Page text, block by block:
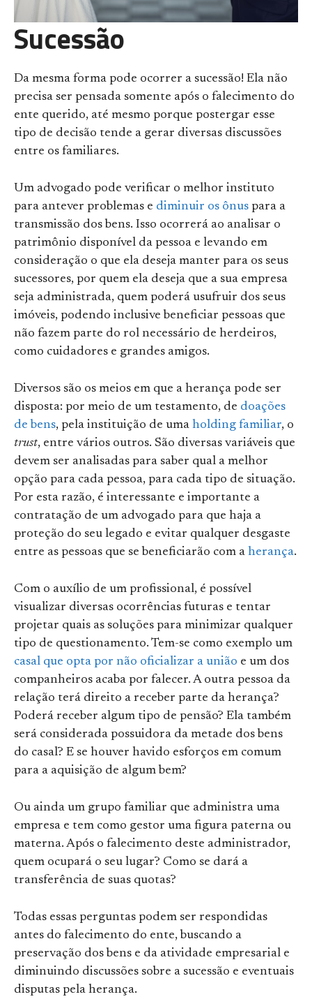
Sucessão
Da mesma forma pode ocorrer a sucessão! Ela não
precisa ser pensada somente após o falecimento do
ente querido, até mesmo porque postergar esse
tipo de decisão tende a gerar diversas discussões
entre os familiares.
Um advogado pode verificar o melhor instituto
para antever problemas e diminuir os ônus para a
transmissão dos bens. Isso ocorrerá ao analisar o
patrimônio disponível da pessoa e levando em
consideração o que ela deseja manter para os seus
sucessores, por quem ela deseja que a sua empresa
seja administrada, quem poderá usufruir dos seus
imóveis, podendo inclusive beneficiar pessoas que
não fazem parte do rol necessário de herdeiros,
como cuidadores e grandes amigos.
Diversos são os meios em que a herança pode ser
disposta: por meio de um testamento, de doações
de bens, pela instituição de uma holding familiar, o
trust, entre vários outros. São diversas variáveis que
devem ser analisadas para saber qual a melhor
opção para cada pessoa, para cada tipo de situação.
Por esta razão, é interessante e importante a
contratação de um advogado para que haja a
proteção do seu legado e evitar qualquer desgaste
entre as pessoas que se beneficiarão com a herança.
Com o auxílio de um profissional, é possível
visualizar diversas ocorrências futuras e tentar
projetar quais as soluções para minimizar qualquer
tipo de questionamento. Tem-se como exemplo um
casal que opta por não oficializar a união e um dos
companheiros acaba por falecer. A outra pessoa da
relação terá direito a receber parte da herança?
Poderá receber algum tipo de pensão? Ela também
será considerada possuidora da metade dos bens
do casal? E se houver havido esforços em comum
para a aquisição de algum bem?
Ou ainda um grupo familiar que administra uma
empresa e tem como gestor uma figura paterna ou
materna. Após o falecimento deste administrador,
quem ocupará o seu lugar? Como se dará a
transferência de suas quotas?
Todas essas perguntas podem ser respondidas
antes do falecimento do ente, buscando a
preservação dos bens e da atividade empresarial e
diminuindo discussões sobre a sucessão e eventuais
disputas pela herança.